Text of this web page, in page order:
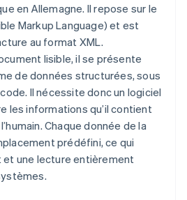
en Allemagne. Il repose sur le
Markup Language) et est
au format XML.
lisible, il se présente
de données structurées, sous
Il nécessite donc un logiciel
les informations qu’il contient
Chaque donnée de la
prédéfini, ce qui
une lecture entièrement